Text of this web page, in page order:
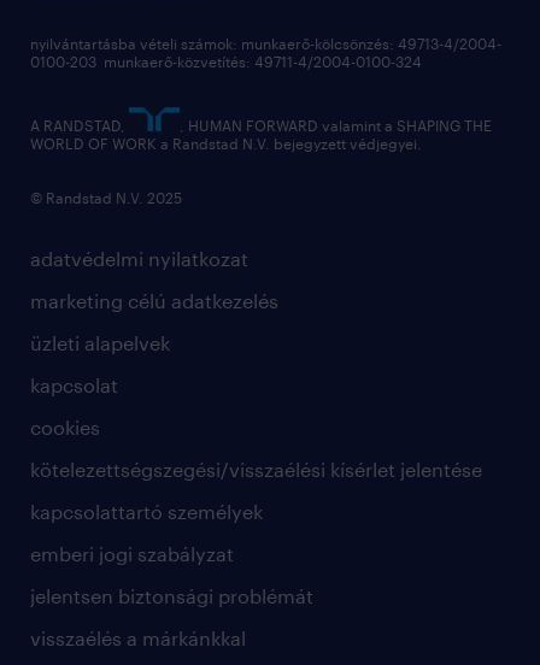
adatvédelmi nyilatkozat
marketing célú adatkezelés
üzleti alapelvek
kapcsolat
cookies
kötelezettségszegési/visszaélési kísérlet jelentése
kapcsolattartó személyek
emberi jogi szabályzat
jelentsen biztonsági problémát
visszaélés a márkánkkal
nyilvántartásba vételi számok: munkaerő-kölcsönzés: 49713-4/2004-
0100-203 munkaerő-közvetítés: 49711-4/2004-0100-324
A RANDSTAD,
, HUMAN FORWARD valamint a SHAPING THE
WORLD OF WORK a Randstad N.V. bejegyzett védjegyei.
© Randstad N.V. 2025